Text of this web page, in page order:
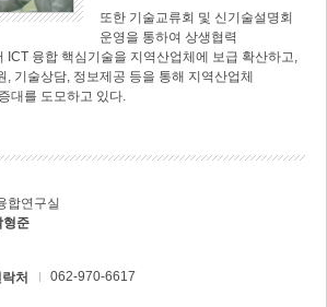
또한 기술교류회 및 신기술설명회
운영을 통하여 상생협력
ICT 융합 핵심기술을 지역산업체에 보급 확산하고,
, 기술상담, 정보제공 등을 통해 지역산업체
대를 도모하고 있다.
합연구실
형준
처 062-970-6617